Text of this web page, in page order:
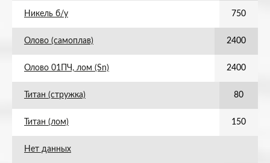
Никель б/у 750
Олово (самоплав) 2400
Олово 01ПЧ, лом (Sn) 2400
Титан (стружка) 80
Титан (лом) 150
Нет данных